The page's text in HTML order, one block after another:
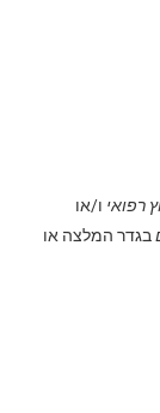
רפואי ו/או
בגדר המלצה או